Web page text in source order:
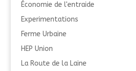
Économie de l'entraide
Experimentations
Ferme Urbaine
HEP Union
La Route de la Laine